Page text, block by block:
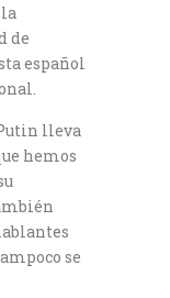
de
español
lleva
hemos
se